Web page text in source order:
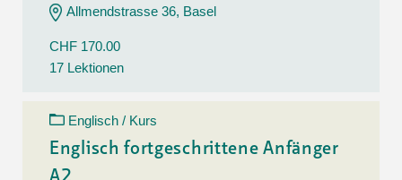
Allmendstrasse 36, Basel
CHF 170.00
17 Lektionen
Englisch / Kurs
Englisch fortgeschrittene Anfänger